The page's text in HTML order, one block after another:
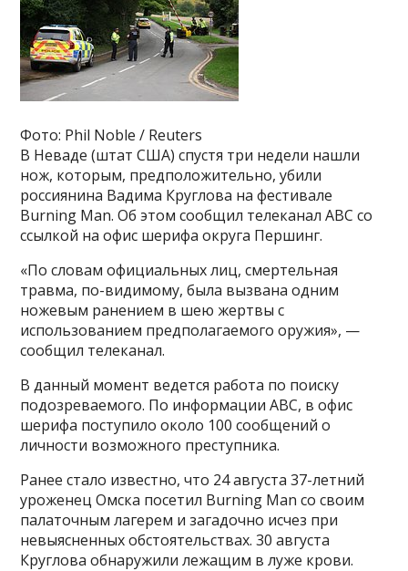
Фото: Phil Noble / Reuters
В Неваде (штат США) спустя три недели нашли
нож, которым, предположительно, убили
россиянина Вадима Круглова на фестивале
Burning Man. Об этом сообщил телеканал ABC со
ссылкой на офис шерифа округа Першинг.
«По словам официальных лиц, смертельная
травма, по-видимому, была вызвана одним
ножевым ранением в шею жертвы с
использованием предполагаемого оружия», —
сообщил телеканал.
В данный момент ведется работа по поиску
подозреваемого. По информации ABC, в офис
шерифа поступило около 100 сообщений о
личности возможного преступника.
Ранее стало известно, что 24 августа 37-летний
уроженец Омска посетил Burning Man со своим
палаточным лагерем и загадочно исчез при
невыясненных обстоятельствах. 30 августа
Круглова обнаружили лежащим в луже крови.